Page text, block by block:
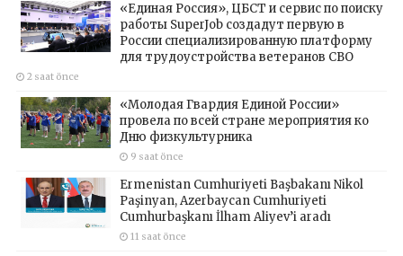
«Единая Россия», ЦБСТ и сервис по поиску
работы SuperJob создадут первую в
России специализированную платформу
для трудоустройства ветеранов СВО
2 saat önce
«Молодая Гвардия Единой России»
провела по всей стране мероприятия ко
Дню физкультурника
9 saat önce
Ermenistan Cumhuriyeti Başbakanı Nikol
Paşinyan, Azerbaycan Cumhuriyeti
Cumhurbaşkanı İlham Aliyev’i aradı
11 saat önce